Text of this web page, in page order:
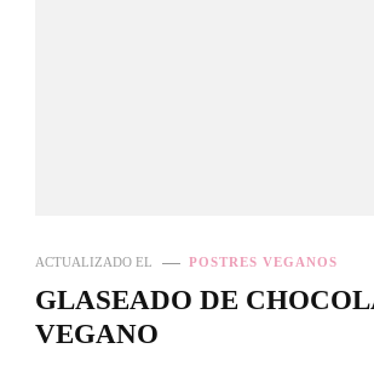
ACTUALIZADO EL POSTRES VEGANOS
GLASEADO DE
VEGANO